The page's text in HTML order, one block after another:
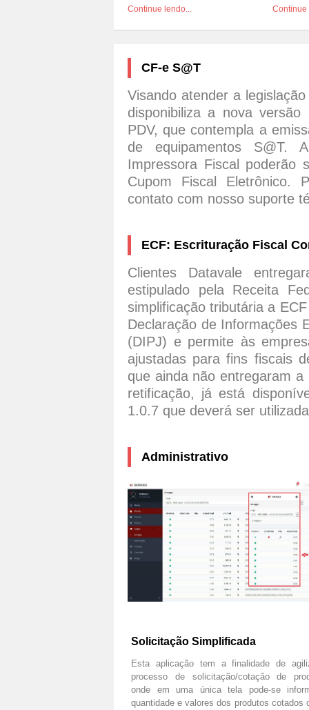
Continue lendo... Continue
CF-e S@T
Visando atender a
disponibiliza a nova
PDV, que contempla a
de equipamentos S@T.
Impressora Fiscal poderão
Cupom Fiscal Eletrônico.
contato com nosso suporte
ECF: Escrituração Fiscal
Clientes Datavale
estipulado pela Receita
simplificação tributária a
Declaração de Informações
(DIPJ) e permite às
ajustadas para fins fiscais
que ainda não entregaram
retificação, já está
1.0.7 que deverá ser
Administrativo
Solicitação Simplificada
Esta aplicação tem a finalidade de
processo de solicitação/cotação de
onde em uma única tela pode-se
quantidade e valores dos produtos cotados